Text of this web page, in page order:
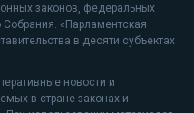
законов, федеральных
«Парламентская
в десяти субъектах
новости и
в стране законах и